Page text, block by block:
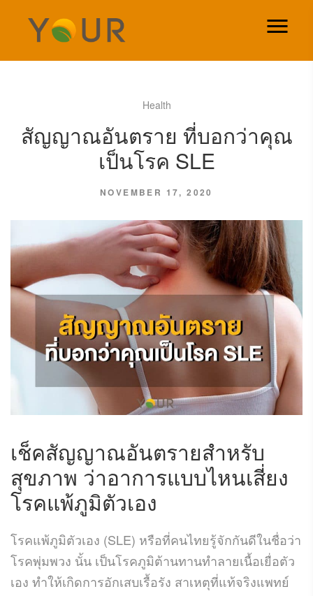
Health
สัญญาณอันตราย ที่บอกว่าคุณ
เป็นโรค SLE
NOVEMBER 17, 2020
เช็คสัญญาณอันตรายสำหรับ
สุขภาพ ว่าอาการแบบไหนเสี่ยง
โรคแพ้ภูมิตัวเอง
โรคแพ้ภูมิตัวเอง (SLE) หรือที่คนไทยรู้จักกันดีในชื่อว่า
โรคพุ่มพวง นั้น เป็นโรคภูมิต้านทานทำลายเนื้อเยื่อตัว
เอง ทำให้เกิดการอักเสบเรื้อรัง สาเหตุที่แท้จริงแพทย์